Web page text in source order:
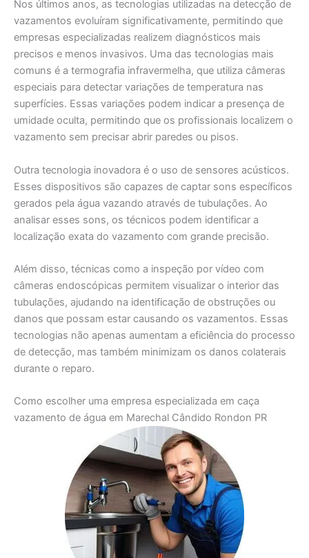
Nos últimos anos, as tecnologias utilizadas na detecção de
vazamentos evoluíram significativamente, permitindo que
empresas especializadas realizem diagnósticos mais
precisos e menos invasivos. Uma das tecnologias mais
comuns é a termografia infravermelha, que utiliza câmeras
especiais para detectar variações de temperatura nas
superfícies. Essas variações podem indicar a presença de
umidade oculta, permitindo que os profissionais localizem o
vazamento sem precisar abrir paredes ou pisos.
Outra tecnologia inovadora é o uso de sensores acústicos.
Esses dispositivos são capazes de captar sons específicos
gerados pela água vazando através de tubulações. Ao
analisar esses sons, os técnicos podem identificar a
localização exata do vazamento com grande precisão.
Além disso, técnicas como a inspeção por vídeo com
câmeras endoscópicas permitem visualizar o interior das
tubulações, ajudando na identificação de obstruções ou
danos que possam estar causando os vazamentos. Essas
tecnologias não apenas aumentam a eficiência do processo
de detecção, mas também minimizam os danos colaterais
durante o reparo.
Como escolher uma empresa especializada em caça
vazamento de água em Marechal Cândido Rondon PR